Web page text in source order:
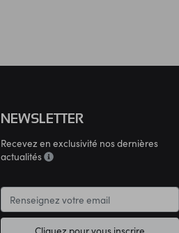
NEWSLETTER
Recevez en exclusivité nos dernières
actualités